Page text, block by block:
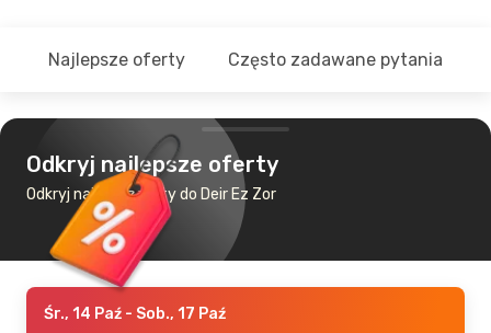
Najlepsze oferty Często zadawane pytania
Odkryj najlepsze oferty
Odkryj najtańsze loty do Deir Ez Zor
Śr., 14 Paź - Sob., 17 Paź